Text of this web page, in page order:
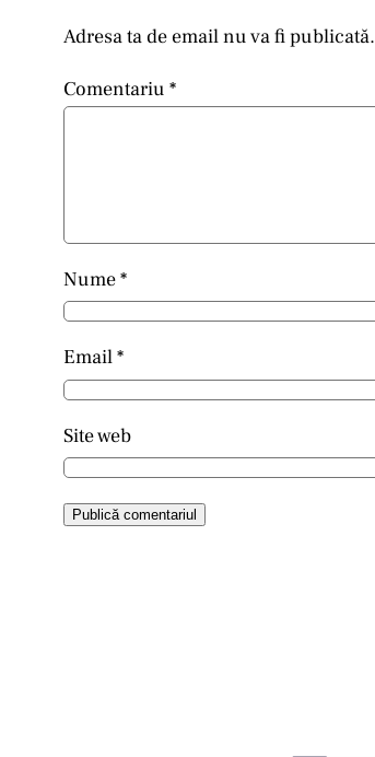
Adresa ta de email nu va fi publicată.
Comentariu *
Nume*
Email*
Site web